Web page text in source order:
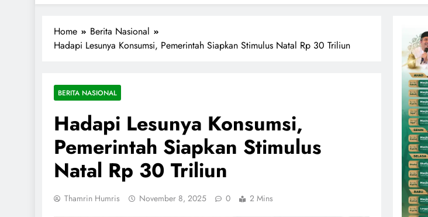
1miliarsantri.net
Home
Berita Nasional
Hadapi Lesunya Konsumsi, Pemerintah Siapkan Stimulus Natal Rp 30 Triliun
BERITA NASIONAL
Hadapi Lesunya Konsumsi,
Pemerintah Siapkan Stimulus
Natal Rp 30 Triliun
Thamrin Humris November 8, 2025 0 2 Mins